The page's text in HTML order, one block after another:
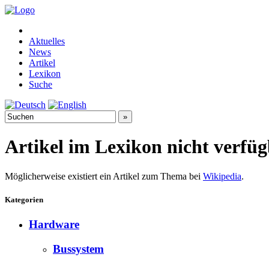
Aktuelles
News
Artikel
Lexikon
Suche
Artikel im Lexikon nicht
Möglicherweise existiert ein Artikel zum Thema bei Wikipedia.
Kategorien
Hardware
Bussystem